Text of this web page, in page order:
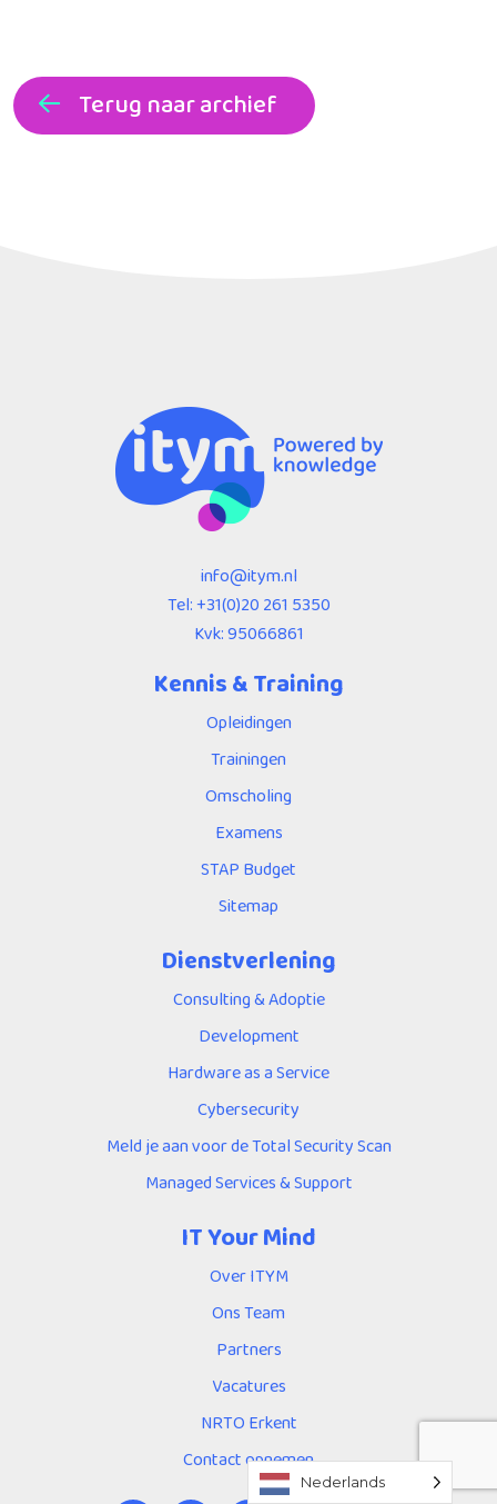
Terug naar archief
info@itym.nl
Tel:+31(0)20 261 5350
Kvk: 95066861
Kennis & Training
Opleidingen
Trainingen
Omscholing
Examens
STAP Budget
Sitemap
Dienstverlening
Consulting & Adoptie
Development
Hardware as a Service
Cybersecurity
Meld je aan voor de Total Security Scan
Managed Services & Support
IT Your Mind
Over ITYM
Ons Team
Partners
Vacatures
NRTO Erkent
Contact opnemen
Nederlands